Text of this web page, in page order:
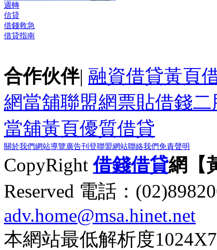
週轉
信貸
借錢救急
借貸指南
合作伙伴| 融資借貸黃頁
網當舖聯盟網票貼借錢二
當舖黃頁優質借貸
關於我們網站導覽廣告刊登聯盟網站聯絡我們免責聲明
CopyRight借錢借貸網【
Reserved 電話：
adv.home@msa.hinet.net
本網站最低解析度